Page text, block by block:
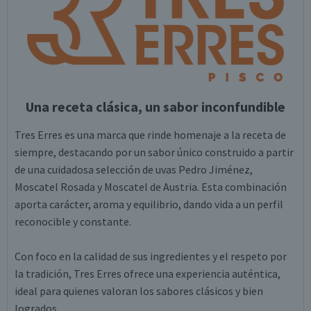
Una receta clásica, un sabor inconfundible
Tres Erres es una marca que rinde homenaje a la receta de
siempre, destacando por un sabor único construido a partir
de una cuidadosa selección de uvas Pedro Jiménez,
Moscatel Rosada y Moscatel de Austria. Esta combinación
aporta carácter, aroma y equilibrio, dando vida a un perfil
reconocible y constante.
Con foco en la calidad de sus ingredientes y el respeto por
la tradición, Tres Erres ofrece una experiencia auténtica,
ideal para quienes valoran los sabores clásicos y bien
logrados.